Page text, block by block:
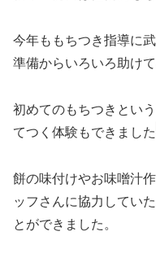
今年ももちつき指導に
準備からいろいろ助け
初めてのもちつきとい
てつく体験もできました
餅の味付けやお味噌汁
ッフさんに協力してい
とができました。